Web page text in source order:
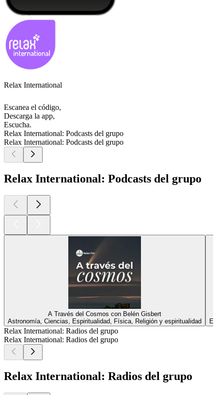
Relax International
Escanea el código,
Descarga la app,
Escucha.
Relax International: Podcasts del grupo
Relax International: Podcasts del grupo
Relax International: Podcasts del grupo
A Través del Cosmos con Belén Gisbert
Astronomía, Ciencias, Espiritualidad, Física, Religión y espiritualidad
Relax International: Radios del grupo
Relax International: Radios del grupo
Relax International: Radios del grupo